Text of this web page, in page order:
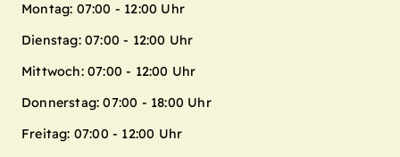
Montag: 07:00 - 12:00 Uhr
Dienstag: 07:00 - 12:00 Uhr
Mittwoch: 07:00 - 12:00 Uhr
Donnerstag: 07:00 - 18:00 Uhr
Freitag: 07:00 - 12:00 Uhr